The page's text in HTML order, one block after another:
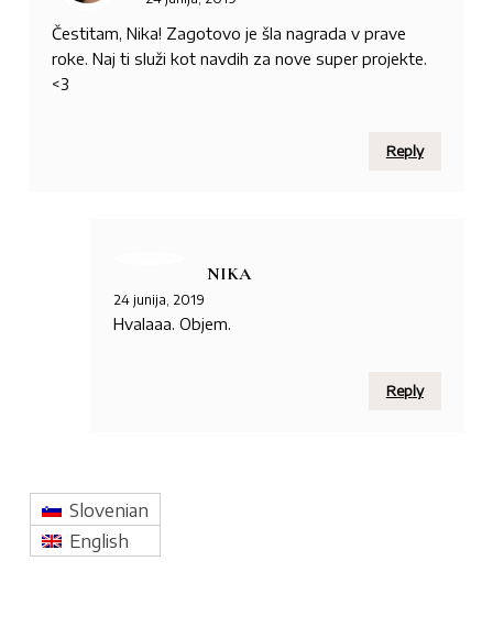
Čestitam, Nika! Zagotovo je šla nagrada v prave
roke. Naj ti služi kot navdih za nove super projekte.
<3
Reply
NIKA
24 junija, 2019
Hvalaaa. Objem.
Reply
Slovenian
English